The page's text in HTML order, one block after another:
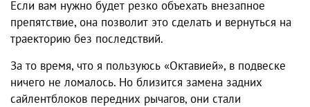
Если вам нужно будет резко объехать внезапное
препятствие, она позволит это сделать и вернуться на
траекторию без последствий.
За то время, что я пользуюсь «Октавией», в подвеске
ничего не ломалось. Но близится замена задних
сайлентблоков передних рычагов, они стали